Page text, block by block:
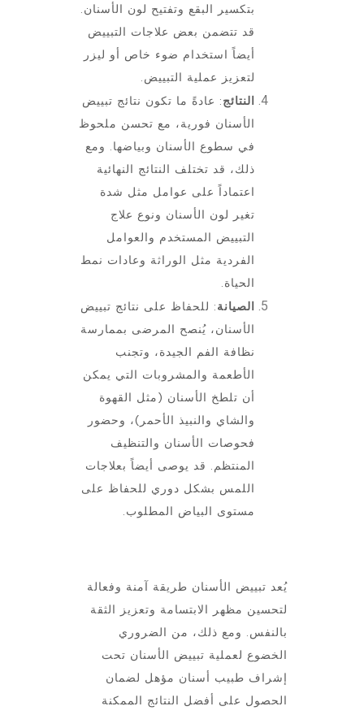
بتكسير البقع وتفتيح لون الأسنان.
قد تتضمن بعض علاجات التبييض
أيضاً استخدام ضوء خاص أو ليزر
لتعزيز عملية التبييض.
النتائج: عادةً ما تكون نتائج تبييض
الأسنان فورية، مع تحسن ملحوظ
في سطوع الأسنان وبياضها. ومع
ذلك، قد تختلف النتائج النهائية
اعتماداً على عوامل مثل شدة
تغير لون الأسنان ونوع علاج
التبييض المستخدم والعوامل
الفردية مثل الوراثة وعادات نمط
الحياة.
الصيانة: للحفاظ على نتائج تبييض
الأسنان، يُنصح المرضى بممارسة
نظافة الفم الجيدة، وتجنب
الأطعمة والمشروبات التي يمكن
أن تلطخ الأسنان (مثل القهوة
والشاي والنبيذ الأحمر)، وحضور
فحوصات الأسنان والتنظيف
المنتظم. قد يوصى أيضاً بعلاجات
اللمس بشكل دوري للحفاظ على
مستوى البياض المطلوب.
يُعد تبييض الأسنان طريقة آمنة وفعالة
لتحسين مظهر الابتسامة وتعزيز الثقة
بالنفس. ومع ذلك، من الضروري
الخضوع لعملية تبييض الأسنان تحت
إشراف طبيب أسنان مؤهل لضمان
الحصول على أفضل النتائج الممكنة